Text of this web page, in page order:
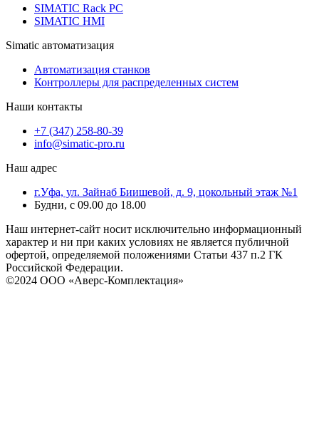
SIMATIC Rack PC
SIMATIC HMI
Simatic автоматизация
Автоматизация станков
Контроллеры для распределенных систем
Наши контакты
+7 (347) 258-80-39
info@simatic-pro.ru
Наш адрес
г.Уфа, ул. Зайнаб Биишевой, д. 9, цокольный этаж №1
Будни, с 09.00 до 18.00
Наш интернет-сайт носит исключительно информационный
характер и ни при каких условиях не является публичной
офертой, определяемой положениями Статьи 437 п.2 ГК
Российской Федерации.
©2024 ООО «Аверс-Комплектация»